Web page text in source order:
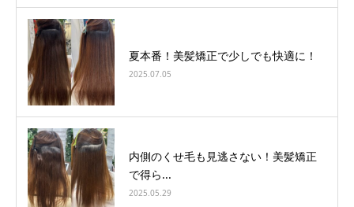
夏本番！美髪矯正で少しでも快適に！
2025.07.05
内側のくせ毛も見逃さない！美髪矯正
で得ら...
2025.05.29